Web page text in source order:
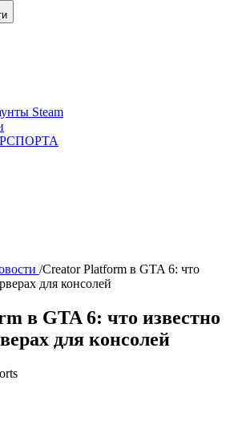
Steam
/Creator Platform в GTA 6: что
для консолей
в GTA 6: что известно
для консолей